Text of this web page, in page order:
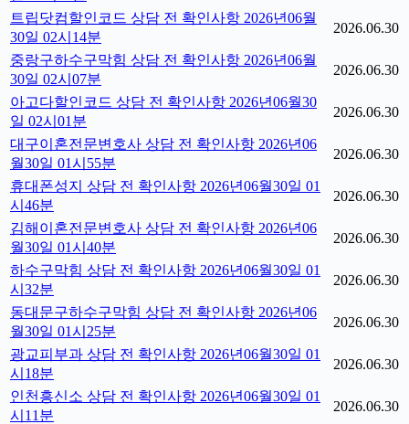
트립닷컴할인코드 상담 전 확인사항 2026년06월
30일 02시14분
2026.06.30
중랑구하수구막힘 상담 전 확인사항 2026년06월
30일 02시07분
2026.06.30
아고다할인코드 상담 전 확인사항 2026년06월30
일 02시01분
2026.06.30
대구이혼전문변호사 상담 전 확인사항 2026년06
월30일 01시55분
2026.06.30
휴대폰성지 상담 전 확인사항 2026년06월30일 01
시46분
2026.06.30
김해이혼전문변호사 상담 전 확인사항 2026년06
월30일 01시40분
2026.06.30
하수구막힘 상담 전 확인사항 2026년06월30일 01
시32분
2026.06.30
동대문구하수구막힘 상담 전 확인사항 2026년06
월30일 01시25분
2026.06.30
광교피부과 상담 전 확인사항 2026년06월30일 01
시18분
2026.06.30
인천흥신소 상담 전 확인사항 2026년06월30일 01
시11분
2026.06.30